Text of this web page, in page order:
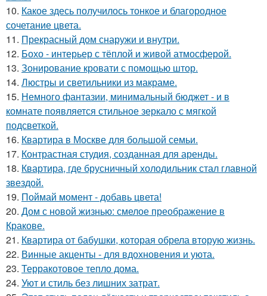
10. Какое здесь получилось тонкое и благородное
сочетание цвета.
11. Прекрасный дом снаружи и внутри.
12. Бохо - интерьер с тёплой и живой атмосферой.
13. Зонирование кровати с помощью штор.
14. Люстры и светильники из макраме.
15. Немного фантазии, минимальный бюджет - и в
комнате появляется стильное зеркало с мягкой
подсветкой.
16. Квартира в Москве для большой семьи.
17. Контрастная студия, созданная для аренды.
18. Квартира, где брусничный холодильник стал главной
звездой.
19. Поймай момент - добавь цвета!
20. Дом с новой жизнью: смелое преображение в
Кракове.
21. Квартира от бабушки, которая обрела вторую жизнь.
22. Винные акценты - для вдохновения и уюта.
23. Терракотовое тепло дома.
24. Уют и стиль без лишних затрат.